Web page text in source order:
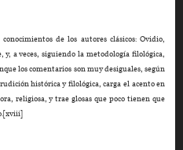
de los autores clásicos: Ovidio,
a veces, siguiendo la metodología filológica,
los comentarios son muy desiguales, según
histórica y filológica, carga el acento en
religiosa, y trae glosas que poco tienen que